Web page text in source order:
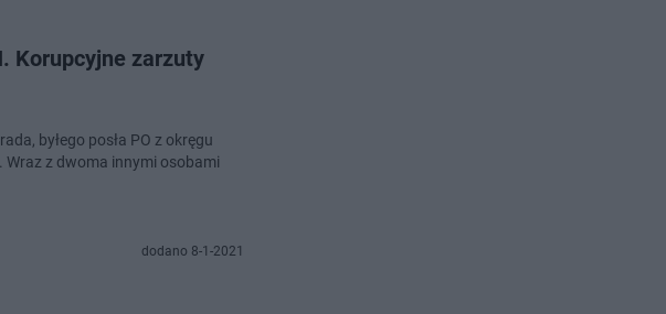
Korupcyjne zarzuty
byłego posła PO z okręgu
z dwoma innymi osobami
dodano 8-1-2021